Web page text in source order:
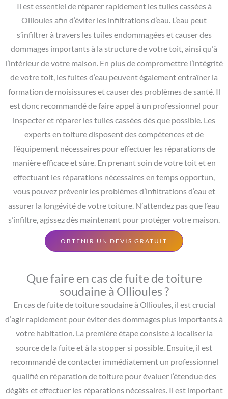
Il est essentiel de réparer rapidement les tuiles cassées à
Ollioules afin d’éviter les infiltrations d’eau. L’eau peut
s’infiltrer à travers les tuiles endommagées et causer des
dommages importants à la structure de votre toit, ainsi qu’à
l’intérieur de votre maison. En plus de compromettre l’intégrité
de votre toit, les fuites d’eau peuvent également entraîner la
formation de moisissures et causer des problèmes de santé. Il
est donc recommandé de faire appel à un professionnel pour
inspecter et réparer les tuiles cassées dès que possible. Les
experts en toiture disposent des compétences et de
l’équipement nécessaires pour effectuer les réparations de
manière efficace et sûre. En prenant soin de votre toit et en
effectuant les réparations nécessaires en temps opportun,
vous pouvez prévenir les problèmes d’infiltrations d’eau et
assurer la longévité de votre toiture. N’attendez pas que l’eau
s’infiltre, agissez dès maintenant pour protéger votre maison.
OBTENIR UN DEVIS GRATUIT
Que faire en cas de fuite de toiture
soudaine à Ollioules ?
En cas de fuite de toiture soudaine à Ollioules, il est crucial
d’agir rapidement pour éviter des dommages plus importants à
votre habitation. La première étape consiste à localiser la
source de la fuite et à la stopper si possible. Ensuite, il est
recommandé de contacter immédiatement un professionnel
qualifié en réparation de toiture pour évaluer l’étendue des
dégâts et effectuer les réparations nécessaires. Il est important